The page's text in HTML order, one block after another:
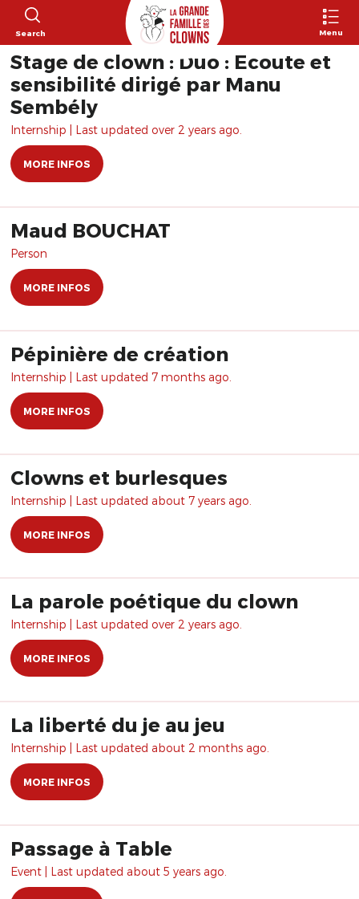
Search Menu
Stage de clown : Duo : Ecoute et
sensibilité dirigé par Manu
Sembély
Internship | Last updated over 2 years ago.
MORE INFOS
Maud BOUCHAT
Person
MORE INFOS
Pépinière de création
Internship | Last updated 7 months ago.
MORE INFOS
Clowns et burlesques
Internship | Last updated about 7 years ago.
MORE INFOS
La parole poétique du clown
Internship | Last updated over 2 years ago.
MORE INFOS
La liberté du je au jeu
Internship | Last updated about 2 months ago.
MORE INFOS
Passage à Table
Event | Last updated about 5 years ago.